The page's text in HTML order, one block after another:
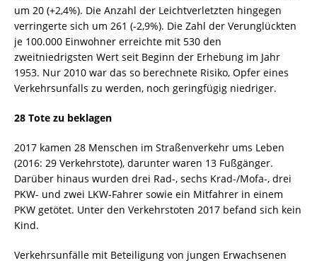
um 20 (+2,4%). Die Anzahl der Leichtverletzten hingegen
verringerte sich um 261 (-2,9%). Die Zahl der Verunglückten
je 100.000 Einwohner erreichte mit 530 den
zweitniedrigsten Wert seit Beginn der Erhebung im Jahr
1953. Nur 2010 war das so berechnete Risiko, Opfer eines
Verkehrsunfalls zu werden, noch geringfügig niedriger.
28 Tote zu beklagen
2017 kamen 28 Menschen im Straßenverkehr ums Leben
(2016: 29 Verkehrstote), darunter waren 13 Fußgänger.
Darüber hinaus wurden drei Rad-, sechs Krad-/Mofa-, drei
PKW- und zwei LKW-Fahrer sowie ein Mitfahrer in einem
PKW getötet. Unter den Verkehrstoten 2017 befand sich kein
Kind.
Verkehrsunfälle mit Beteiligung von jungen Erwachsenen